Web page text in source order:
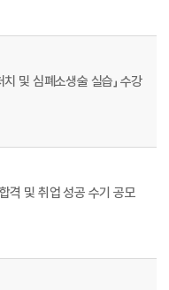
및 심폐소생술 실습」 수강
격 및 취업 성공 수기 공모